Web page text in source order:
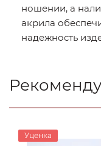
ношении, а
акрила
надежность
Уценка